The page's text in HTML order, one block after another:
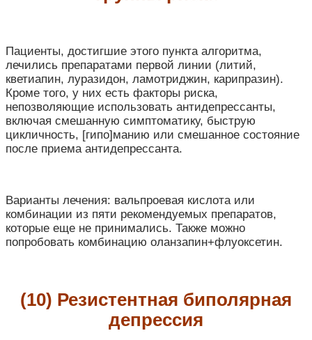
Пациенты, достигшие этого пункта алгоритма,
лечились препаратами первой линии (литий,
кветиапин, луразидон, ламотриджин, карипразин).
Кроме того, у них есть факторы риска,
непозволяющие использовать антидепрессанты,
включая смешанную симптоматику, быструю
цикличность, [гипо]манию или смешанное состояние
после приема антидепрессанта.
Варианты лечения: вальпроевая кислота или
комбинации из пяти рекомендуемых препаратов,
которые еще не принимались. Также можно
попробовать комбинацию оланзапин+флуоксетин.
(10) Резистентная биполярная
депрессия